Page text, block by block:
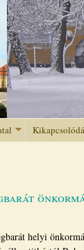
helyi